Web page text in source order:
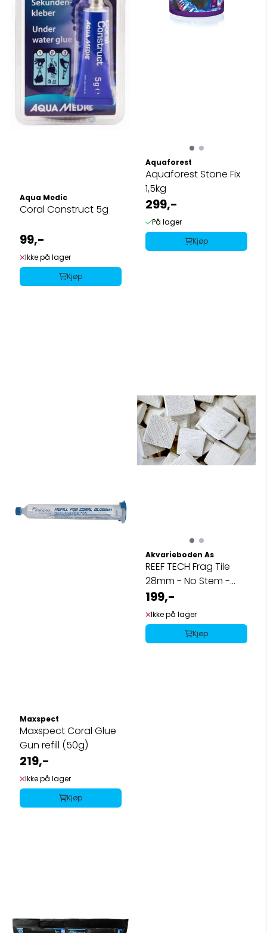
Aqua Medic
Coral Construct 5g
99,-
Ikke på lager
Kjøp
Aquaforest
Aquaforest Stone Fix
1,5kg
299,-
På lager
Kjøp
Maxspect
Maxspect Coral Glue
Gun refill (50g)
219,-
Ikke på lager
Kjøp
Akvarieboden As
REEF TECH Frag Tile
28mm - No Stem -
20pk
199,-
Ikke på lager
Kjøp